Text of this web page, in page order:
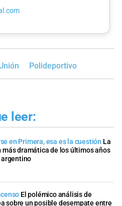
Polideportivo
leer:
en Primera, esa es la cuestión La
dramática de los últimos años
El polémico análisis de
sobre un posible desempate entre